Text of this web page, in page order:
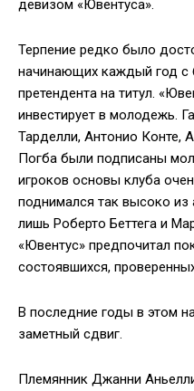
девизом «Ювентуса».
Терпение редко было
начинающих каждый год
претендента на титул.
инвестирует в молодежь.
Тарделли, Антонио Конте,
Погба были подписаны
игроков основы клуба
поднимался так высоко
лишь Роберто Беттега и
«Ювентус» предпочитал
состоявшихся,
В последние годы в этом
заметный сдвиг.
Племянник Джанни